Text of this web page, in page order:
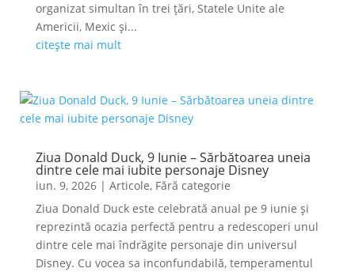
organizat simultan în trei țări, Statele Unite ale
Americii, Mexic și...
citește mai mult
Ziua Donald Duck, 9 Iunie – Sărbătoarea uneia
dintre cele mai iubite personaje Disney
iun. 9, 2026| Articole, Fără categorie
Ziua Donald Duck este celebrată anual pe 9 iunie și
reprezintă ocazia perfectă pentru a redescoperi unul
dintre cele mai îndrăgite personaje din universul
Disney. Cu vocea sa inconfundabilă, temperamentul